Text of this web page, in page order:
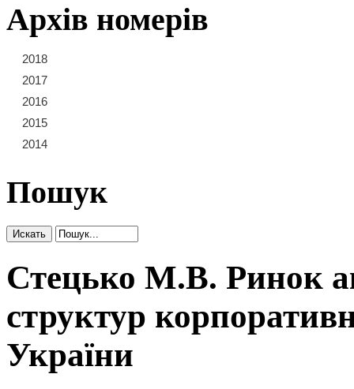
Архів номерів
2018
2017
2016
2015
2014
Пошук
Стецько М.В. Ринок
структур
України